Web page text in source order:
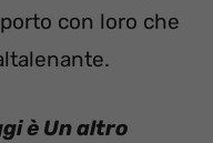
con loro che
è Un altro